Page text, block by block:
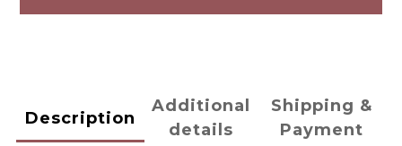
Description
Additional
details
Shipping &
Payment